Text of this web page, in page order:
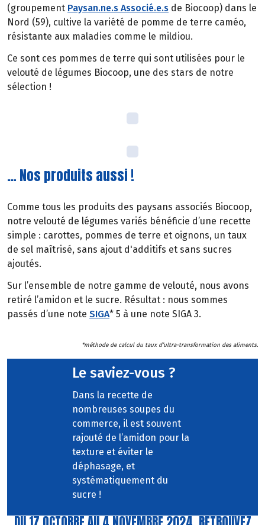
(groupement Paysan.ne.s Associé.e.s de Biocoop) dans le
Nord (59), cultive la variété de pomme de terre caméo,
résistante aux maladies comme le mildiou.
Ce sont ces pommes de terre qui sont utilisées pour le
velouté de légumes Biocoop, une des stars de notre
sélection !
… Nos produits aussi !
Comme tous les produits des paysans associés Biocoop,
notre velouté de légumes variés bénéficie d’une recette
simple : carottes, pommes de terre et oignons, un taux
de sel maîtrisé, sans ajout d'additifs et sans sucres
ajoutés.
Sur l’ensemble de notre gamme de velouté, nous avons
retiré l’amidon et le sucre. Résultat : nous sommes
passés d’une note SIGA* 5 à une note SIGA 3.
*méthode de calcul du taux d’ultra-transformation des aliments.
Le saviez-vous ?
Dans la recette de
nombreuses soupes du
commerce, il est souvent
rajouté de l’amidon pour la
texture et éviter le
déphasage, et
systématiquement du
sucre !